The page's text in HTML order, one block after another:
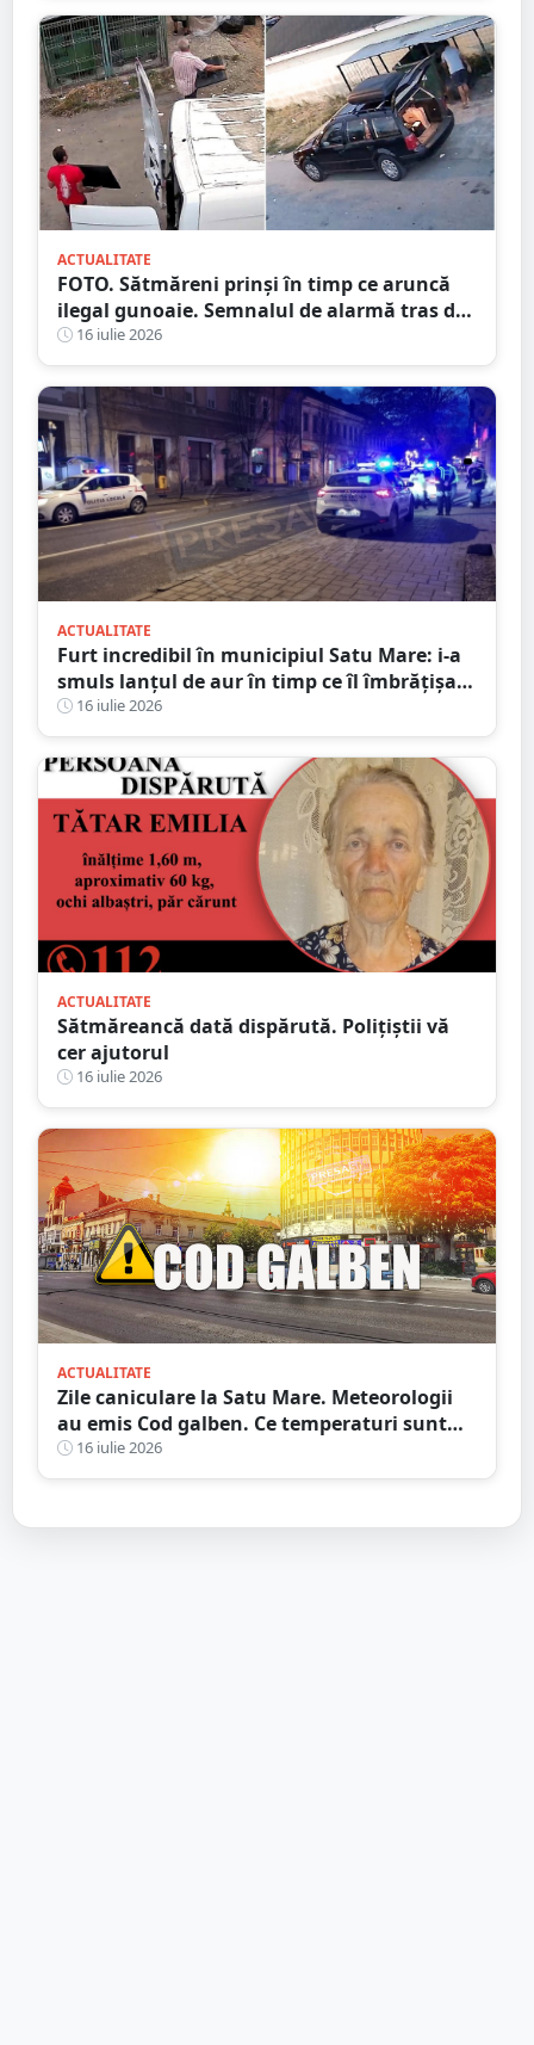
ACTUALITATE
FOTO. Sătmăreni prinși în timp ce aruncă
ilegal gunoaie. Semnalul de alarmă tras de
Primărie
16 iulie 2026
ACTUALITATE
Furt incredibil în municipiul Satu Mare: i-a
smuls lanțul de aur în timp ce îl îmbrățișa și
săruta
16 iulie 2026
ACTUALITATE
Sătmăreancă dată dispărută. Polițiștii vă
cer ajutorul
16 iulie 2026
ACTUALITATE
Zile caniculare la Satu Mare. Meteorologii
au emis Cod galben. Ce temperaturi sunt
așteptate și când expiră avertizarea meteo
16 iulie 2026